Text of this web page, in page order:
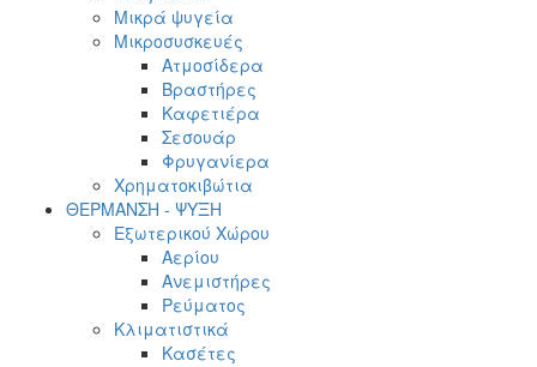
Μικρά ψυγεία
Μικροσυσκευές
Ατμοσίδερα
Βραστήρες
Καφετιέρα
Σεσουάρ
Φρυγανίερα
Χρηματοκιβώτια
ΘΕΡΜΑΝΣΗ - ΨΥΞΗ
Εξωτερικού Χώρου
Αερίου
Ανεμιστήρες
Ρεύματος
Κλιματιστικά
Κασέτες